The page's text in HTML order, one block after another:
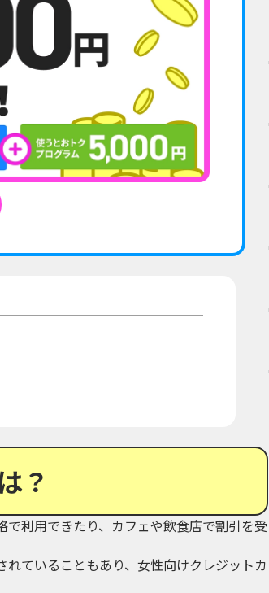
？
利用できたり、カフェや飲食店で割引を受
ていることもあり、女性向けクレジットカ